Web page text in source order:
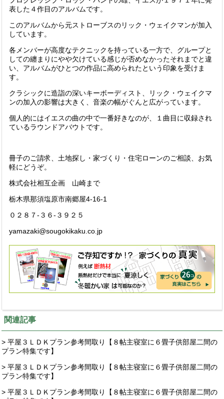
表した４作目のアルバムです。
このアルバムから元ストローブスのリック・ウェイクマンが加入
しています。
各メンバーが高度なテクニックを持っている一方で、グループと
しての纏まりにやや欠けている感じが否めなかったそれまでと違
い、アルバムがひとつの作品に高められたという印象を受けま
す。
クラシックに造詣の深いキーボーディスト、リック・ウェイクマ
ンの加入の影響は大きく、音楽の幅がぐんと広がっています。
個人的にはイエスの曲の中で一番好きなのが、１曲目に収録され
ているラウンドアバウトです。
冊子のご請求、土地探し・家づくり・住宅ローンのご相談、お気
軽にどうぞ。
株式会社相互企画 山崎まで
栃木県那須塩原市南郷屋4-16-1
０２８７-３６-３９２５
yamazaki@sougokikaku.co.jp
関連記事
> 平屋３ＬＤＫプラン参考間取り【８帖主寝室に６畳子供部屋二間の
プラン特集です】
> 平屋３ＬＤＫプラン参考間取り【８帖主寝室に６畳子供部屋二間の
プラン特集です】
> 平屋３ＬＤＫプラン参考間取り【８帖主寝室に６畳子供部屋二間の